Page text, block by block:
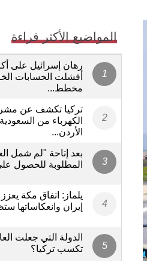
المواضيع الأكثر قراءة
رهان إسرائيل على
أفشلت الحسابات
مخطط...
تركيا تكشف عن
الكهرباء من
الأردن...
بعد إتاحة "لم شمل
المطلوبة للحصول
يلماز: اتفاق مكة
إيران وانعكاساتها
الدولة التي جعلت
تكسب تركيا؟